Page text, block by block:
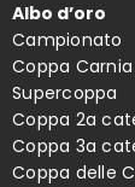
Albo d’oro
Campionato
Coppa Carnia
Supercoppa
Coppa 2a
Coppa 3a
Coppa delle